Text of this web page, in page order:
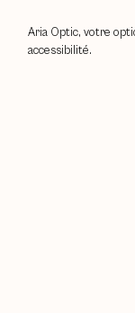
Aria Optic, votre
accessibilité.